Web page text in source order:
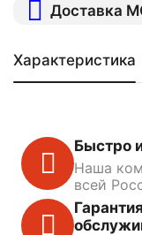
Доставка
Характеристика
Быстро
Наша
всей